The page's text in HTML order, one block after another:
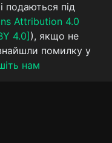
подаються під
Attribution 4.0
4.0] ), якщо не
помилку у
нам